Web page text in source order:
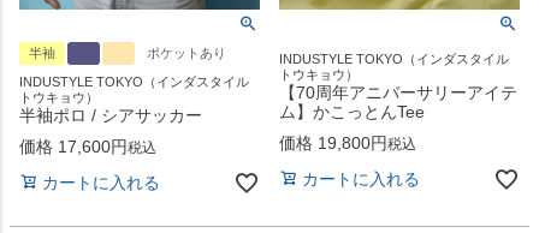
半袖
ポケットあり
INDUSTYLE TOKYO（インダスタイル
トウキョウ）
半袖ポロ / シアサッカー
価格 17,600 税込
カートに入れる
INDUSTYLE TOKYO（インダスタイル
トウキョウ）
【70周年アニバーサリーアイテ
ム】かこっとんTee
価格 19,800 税込
カートに入れる